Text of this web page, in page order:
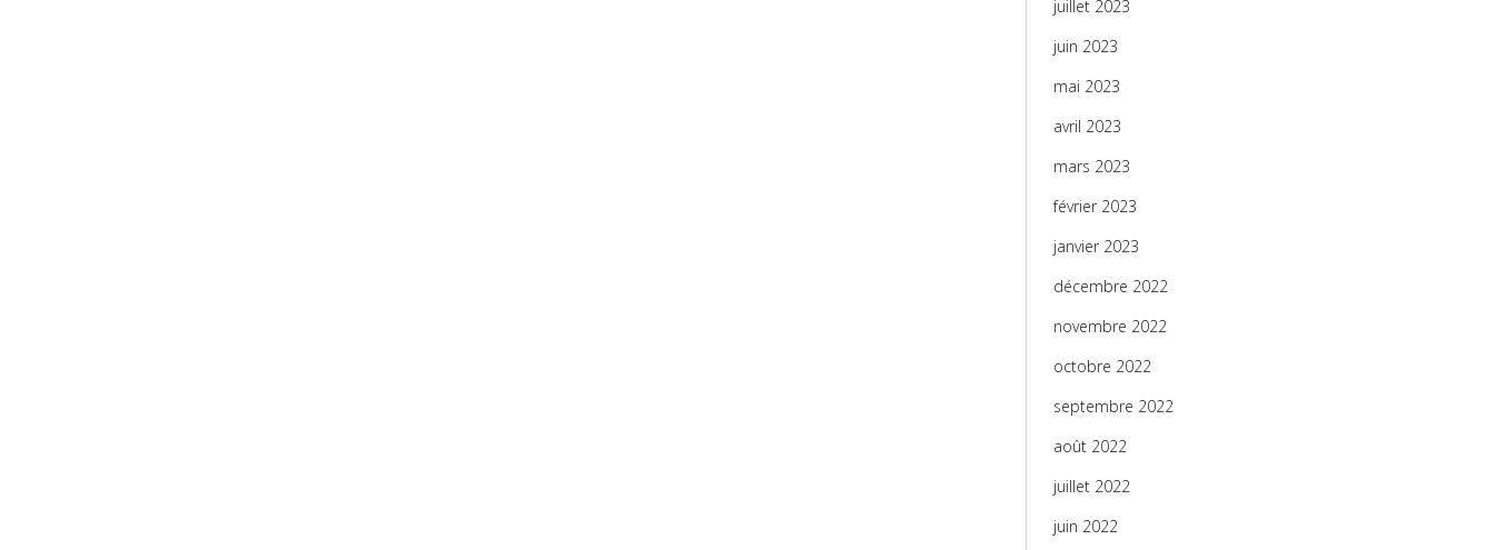
juillet 2023
juin 2023
mai 2023
avril 2023
mars 2023
février 2023
janvier 2023
décembre 2022
novembre 2022
octobre 2022
septembre 2022
août 2022
juillet 2022
juin 2022